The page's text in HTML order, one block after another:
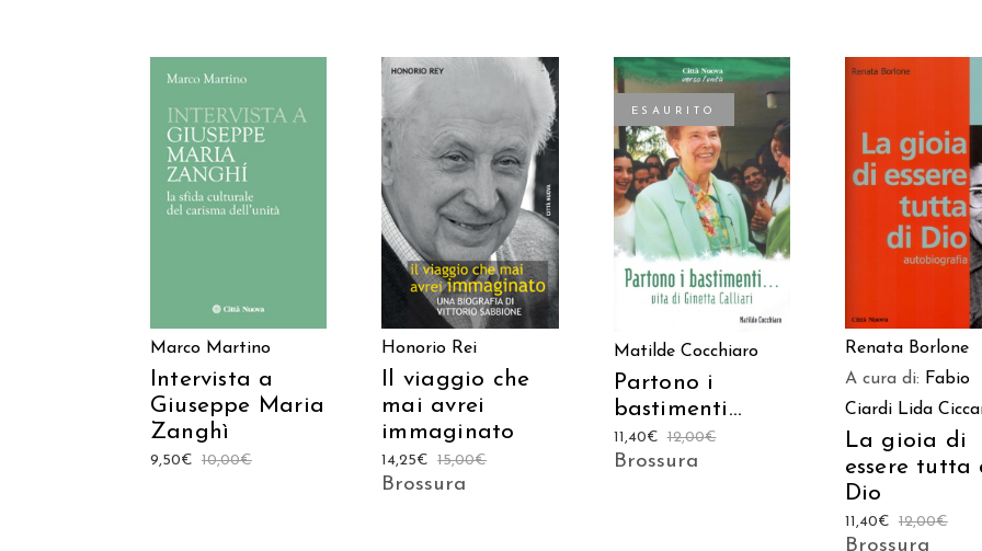
AGGIUNGI AL
CARRELLO
Marco Martino
Intervista a
Giuseppe Maria
Zanghì
10,00€
9,50€
AGGIUNGI AL
CARRELLO
Honorio Rei
Il viaggio che
mai avrei
immaginato
15,00€
14,25€
Brossura
ESAURITO
LEGGI TUTTO
Matilde Cocchiaro
Partono i
bastimenti…
12,00€
11,40€
Brossura
AGGIUNGI AL
CARRELLO
Renata Borlone
A cura di: Fabio
Ciardi Lida
La gioia di
essere tutta
Dio
12,00€
11,40€
Brossura